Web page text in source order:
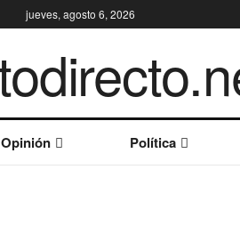
jueves, agosto 6, 2026
Opinión Política